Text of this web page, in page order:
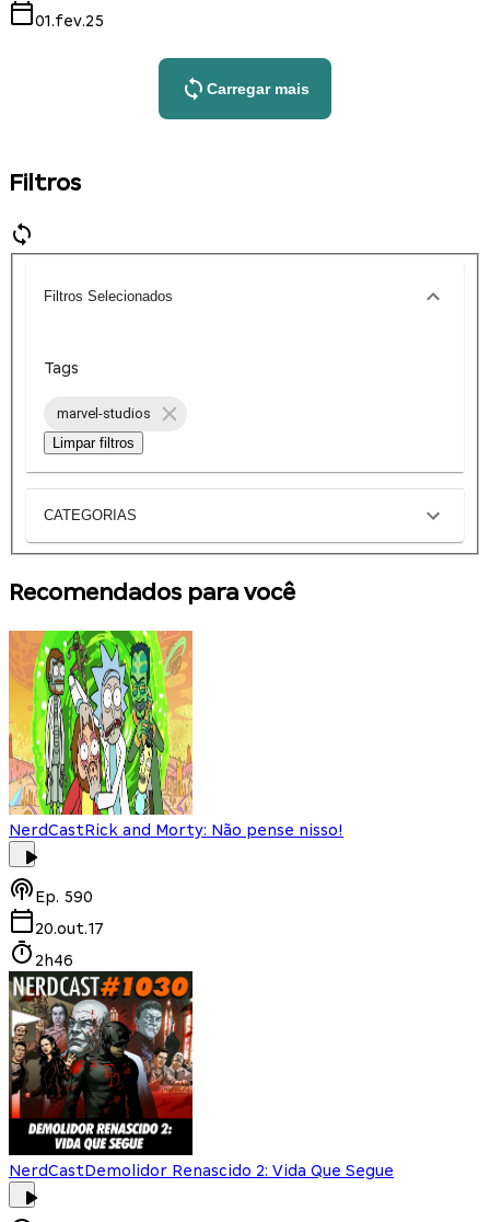
01.fev.25
Carregar mais
Filtros
Filtros Selecionados
Tags
marvel-studios
Limpar filtros
CATEGORIAS
Recomendados para você
NerdCastRick and Morty: Não pense nisso!
Ep. 590
20.out.17
2h46
NerdCastDemolidor Renascido 2: Vida Que Segue